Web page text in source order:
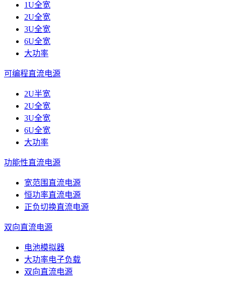
1U全宽
2U全宽
3U全宽
6U全宽
大功率
可编程直流电源
2U半宽
2U全宽
3U全宽
6U全宽
大功率
功能性直流电源
宽范围直流电源
恒功率直流电源
正负切换直流电源
双向直流电源
电池模拟器
大功率电子负载
双向直流电源